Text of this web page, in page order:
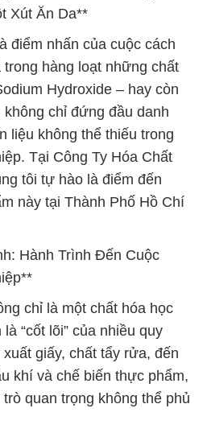
Xút Ăn Da**
điểm nhấn của cuộc cách
hàng loạt những chất
Hydroxide – hay còn
chỉ đứng đầu danh
liệu không thể thiếu trong
Tại Công Ty Hóa Chất
tôi tự hào là điểm đến
này tại Thành Phố Hồ Chí
Hành Trình Đến Cuộc
chỉ là một chất hóa học
“cốt lõi” của nhiều quy
giấy, chất tẩy rửa, đến
khí và chế biến thực phẩm,
quan trọng không thể phủ